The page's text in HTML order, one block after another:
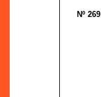
Nº 269